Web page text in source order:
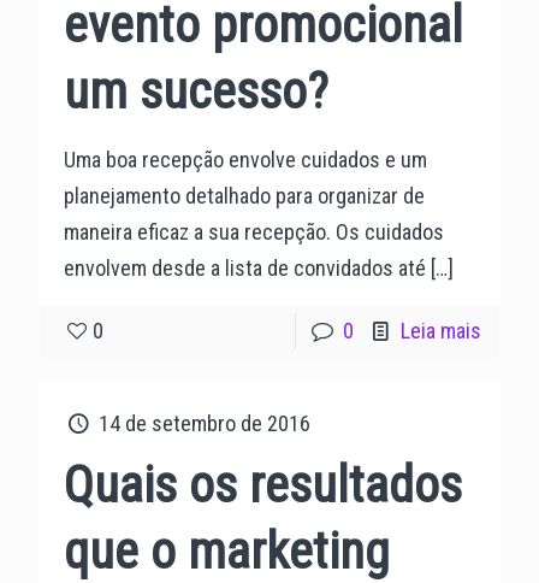
evento promocional
um sucesso?
Uma boa recepção envolve cuidados e um
planejamento detalhado para organizar de
maneira eficaz a sua recepção. Os cuidados
envolvem desde a lista de convidados até […]
0 0 Leia mais
14 de setembro de 2016
Quais os resultados
que o marketing